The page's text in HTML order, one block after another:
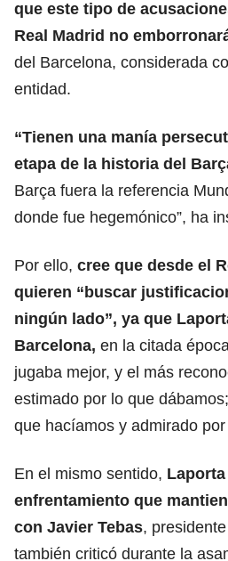
que este tipo de
Real Madrid no
del Barcelona, considerada
entidad.
“Tienen una manía
etapa de la historia del
Barça fuera la referencia
donde fue hegemónico”, ha
Por ello, cree que desde el
quieren “buscar
ningún lado”, ya que
Barcelona, en la citada
jugaba mejor, y el más
estimado por lo que
que hacíamos y admirado
En el mismo sentido,
enfrentamiento que
con Javier Tebas,
también criticó durante la